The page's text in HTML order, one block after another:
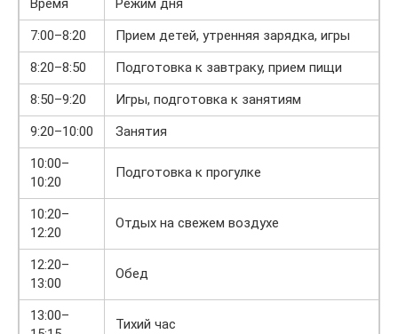
Время
Режим дня
7:00–8:20
Прием детей, утренняя зарядка, игры
8:20–8:50
Подготовка к завтраку, прием пищи
8:50–9:20
Игры, подготовка к занятиям
9:20–10:00
Занятия
10:00–
10:20
Подготовка к прогулке
10:20–
12:20
Отдых на свежем воздухе
12:20–
13:00
Обед
13:00–
Тихий час